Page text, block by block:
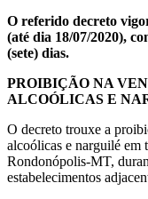
O referido decreto
(até dia 18/07/2020),
(sete) dias.
PROIBIÇÃO NA
ALCOÓLICAS E
O decreto trouxe a
alcoólicas e narguilé em
Rondonópolis-MT,
estabelecimentos